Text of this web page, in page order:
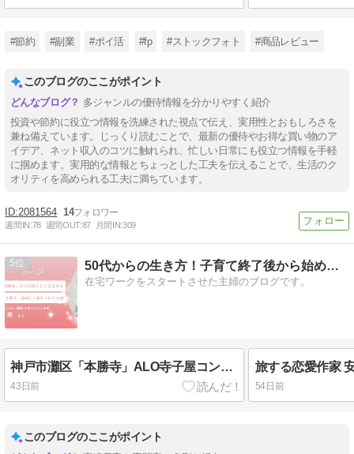
#節約 #副業 #ポイ活 #fp #ストックフォト #商品レビュー
このブログのここがポイント
多ジャンルの優待情報を分かりやすく紹介
投資や節約に役立つ情報を洗練された視点で伝え、実用性とおもしろさを
兼ね備えています。じっくり読むことで、最新の優待やお得な買い物のア
イデア、ネット収入のコツに触れられ、忙しい日常にも役立つ情報を手軽
に掴めます。実用的な情報とちょっとした工夫を伝えることで、生活のク
オリティを高められる工夫に満ちています。
2081564 14
週間IN:78 週間OUT:87 月間IN:309
5 50代からの生き方！子育て終了後から始める在宅ワークブログ
在宅ワークをスタートさせた主婦のブログです。
神戸市灘区「本勝寺」ALO寺子屋コンブチャ(KOMBUCHA)講師/お寺マルシェ主催｜青柳宏美さんへ【インタビュー】
43日前 54日前
このブログのここがポイント